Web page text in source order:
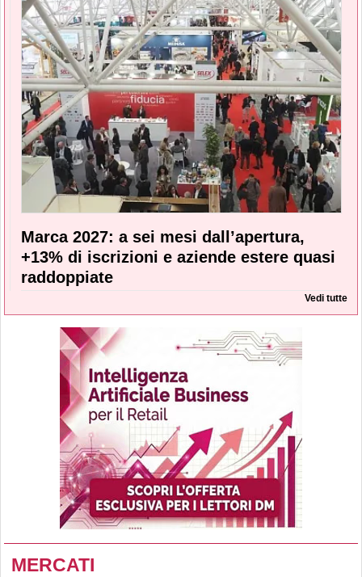
Marca 2027: a sei mesi dall’apertura,
+13% di iscrizioni e aziende estere quasi
raddoppiate
Vedi tutte
MERCATI